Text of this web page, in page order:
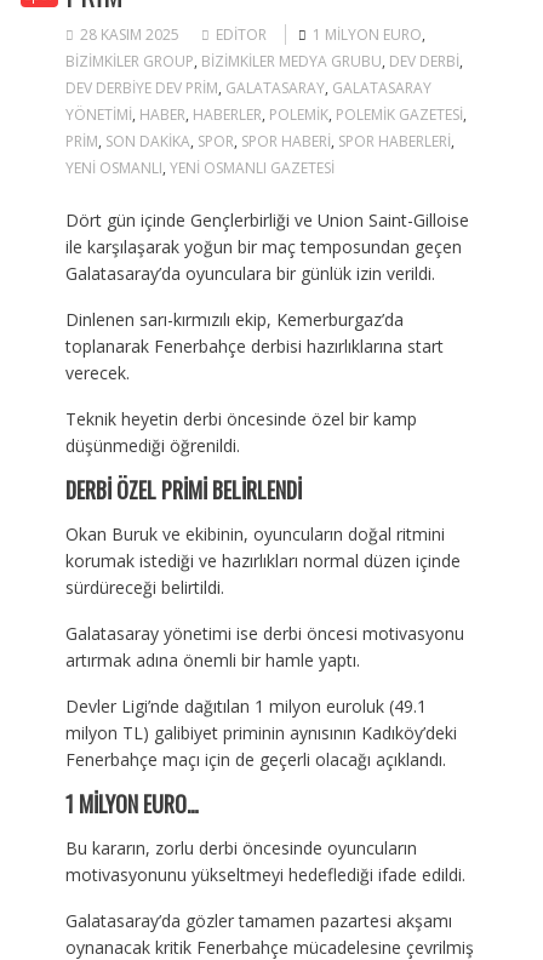
28 KASIM 2025 EDITOR 1 MILYON EURO,
BIZIMKILER GROUP, BIZIMKILER MEDYA GRUBU, DEV DERBI,
DEV DERBIYE DEV PRIM, GALATASARAY, GALATASARAY
YÖNETIMI, HABER, HABERLER, POLEMIK, POLEMIK GAZETESI,
PRIM, SON DAKIKA, SPOR, SPOR HABERI, SPOR HABERLERI,
YENI OSMANLI, YENI OSMANLI GAZETESI
Dört gün içinde Gençlerbirliği ve Union Saint-Gilloise
ile karşılaşarak yoğun bir maç temposundan geçen
Galatasaray’da oyunculara bir günlük izin verildi.
Dinlenen sarı-kırmızılı ekip, Kemerburgaz’da
toplanarak Fenerbahçe derbisi hazırlıklarına start
verecek.
Teknik heyetin derbi öncesinde özel bir kamp
düşünmediği öğrenildi.
DERBİ ÖZEL PRİMİ BELİRLENDİ
Okan Buruk ve ekibinin, oyuncuların doğal ritmini
korumak istediği ve hazırlıkları normal düzen içinde
sürdüreceği belirtildi.
Galatasaray yönetimi ise derbi öncesi motivasyonu
artırmak adına önemli bir hamle yaptı.
Devler Ligi’nde dağıtılan 1 milyon euroluk (49.1
milyon TL) galibiyet priminin aynısının Kadıköy’deki
Fenerbahçe maçı için de geçerli olacağı açıklandı.
1 MİLYON EURO…
Bu kararın, zorlu derbi öncesinde oyuncuların
motivasyonunu yükseltmeyi hedeflediği ifade edildi.
Galatasaray’da gözler tamamen pazartesi akşamı
oynanacak kritik Fenerbahçe mücadelesine çevrilmiş